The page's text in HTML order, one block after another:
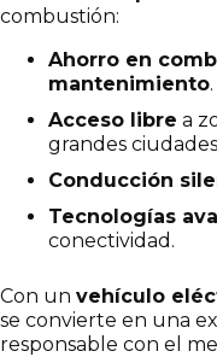
combustión:
Ahorro en
mantenimiento.
Acceso libre a
grandes
Conducción
Tecnologías
conectividad.
Con un vehículo
se convierte en una
responsable con el